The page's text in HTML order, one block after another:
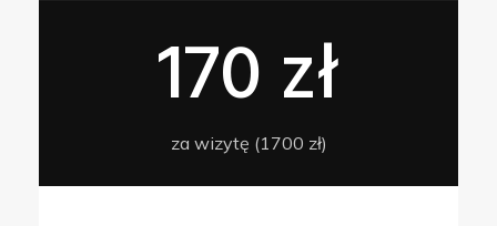
170 zł
za wizytę (1700 zł)